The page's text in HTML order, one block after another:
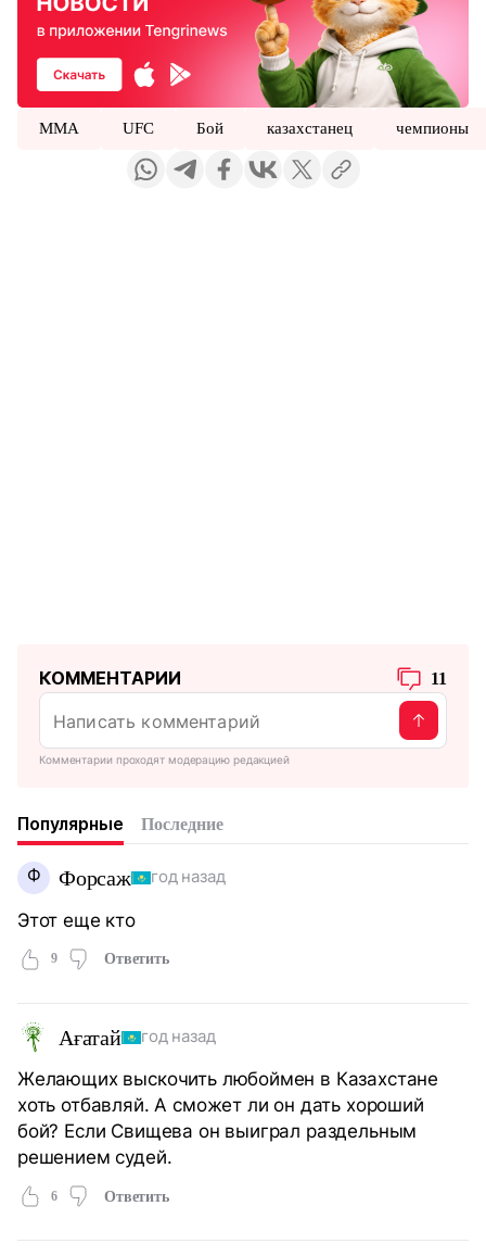
ММА UFC Бой казахстанец чемпионы
КОММЕНТАРИИ 11
Комментарии проходят модерацию редакцией
Популярные Последние
Ф Форсаж год назад
Этот еще кто
9 Ответить
Ағатай год назад
Желающих выскочить любоймен в Казахстане
хоть отбавляй. А сможет ли он дать хороший
бой? Если Свищева он выиграл раздельным
решением судей.
6 Ответить